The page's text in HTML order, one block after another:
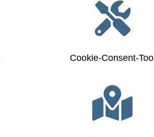

Cookie-Consent-Tool
